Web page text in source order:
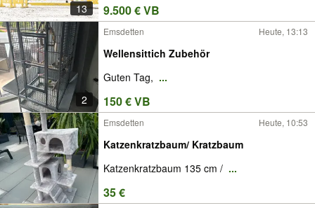
13 9.500 € VB
2
Emsdetten Heute, 13:13
Wellensittich Zubehör
Guten Tag, ...
150 € VB
Emsdetten Heute, 10:53
Katzenkratzbaum/ Kratzbaum
Katzenkratzbaum 135 cm / ...
35 €